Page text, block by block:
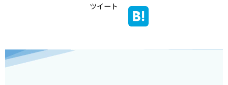
ツイート